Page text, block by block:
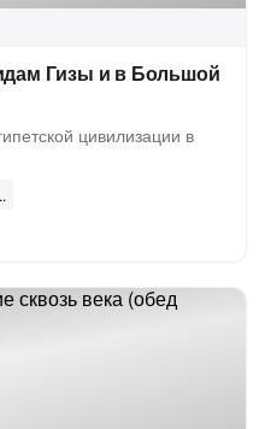
Гизы и в Большой
цивилизации в